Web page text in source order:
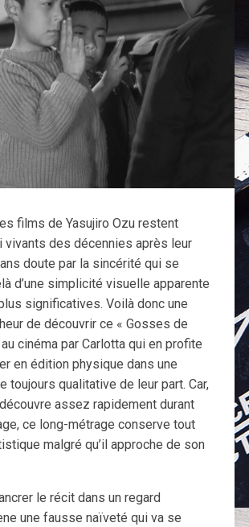
films de Yasujiro Ozu restent
vivants des décennies après leur
doute par la sincérité qui se
d’une simplicité visuelle apparente
significatives. Voilà donc une
de découvrir ce « Gosses de
cinéma par Carlotta qui en profite
en édition physique dans une
toujours qualitative de leur part. Car,
assez rapidement durant
ce long-métrage conserve tout
malgré qu’il approche de son
le récit dans un regard
une fausse naïveté qui va se